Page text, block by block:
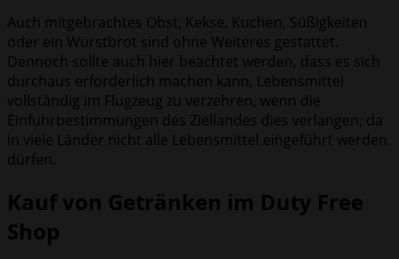
Auch mitgebrachtes Obst, Kekse, Kuchen, Süßigkeiten
oder ein Wurstbrot sind ohne Weiteres gestattet.
Dennoch sollte auch hier beachtet werden, dass es sich
durchaus erforderlich machen kann, Lebensmittel
vollständig im Flugzeug zu verzehren, wenn die
Einfuhrbestimmungen des Ziellandes dies verlangen, da
in viele Länder nicht alle Lebensmittel eingeführt werden
dürfen.
Kauf von Getränken im Duty Free
Shop